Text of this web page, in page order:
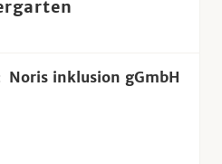
Noris inklusion gGmbH